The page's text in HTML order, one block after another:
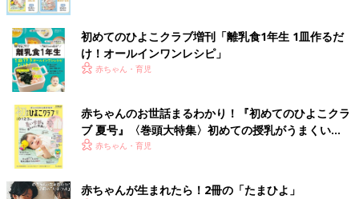
初めてのひよこクラブ増刊「離乳食1年生 1皿作るだ
け！オールインワン​レシピ」
赤ちゃん・育児
赤ちゃんのお世話まるわかり！『初めてのひよこクラ
ブ 夏号』〈巻頭大特集〉初めての授乳がうまくい
く！ おっぱい・ミルクの基本と夏のトラブル 解決テ
赤ちゃん・育児
赤ちゃんが生まれたら！2冊の「たまひよ」